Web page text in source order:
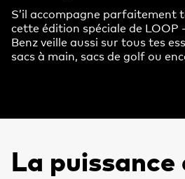
S’il accompagne parfaitement
cette édition spéciale de LOOP
Benz veille aussi sur tous tes
sacs à main, sacs de golf ou
La puissance